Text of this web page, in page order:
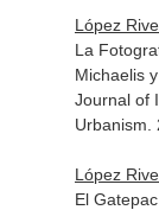
López
La
Michaelis
Journal of
Urbanism
López
El